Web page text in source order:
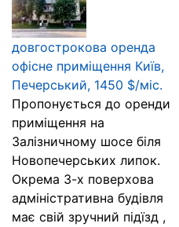
довгострокова оренда
офісне приміщення Київ,
Печерський, 1450 $/міс.
Пропонується до оренди
приміщення на
Залізничному шосе біля
Новопечерських липок.
Окрема 3-х поверхова
адміністративна будівля
має свій зручний підїзд ,